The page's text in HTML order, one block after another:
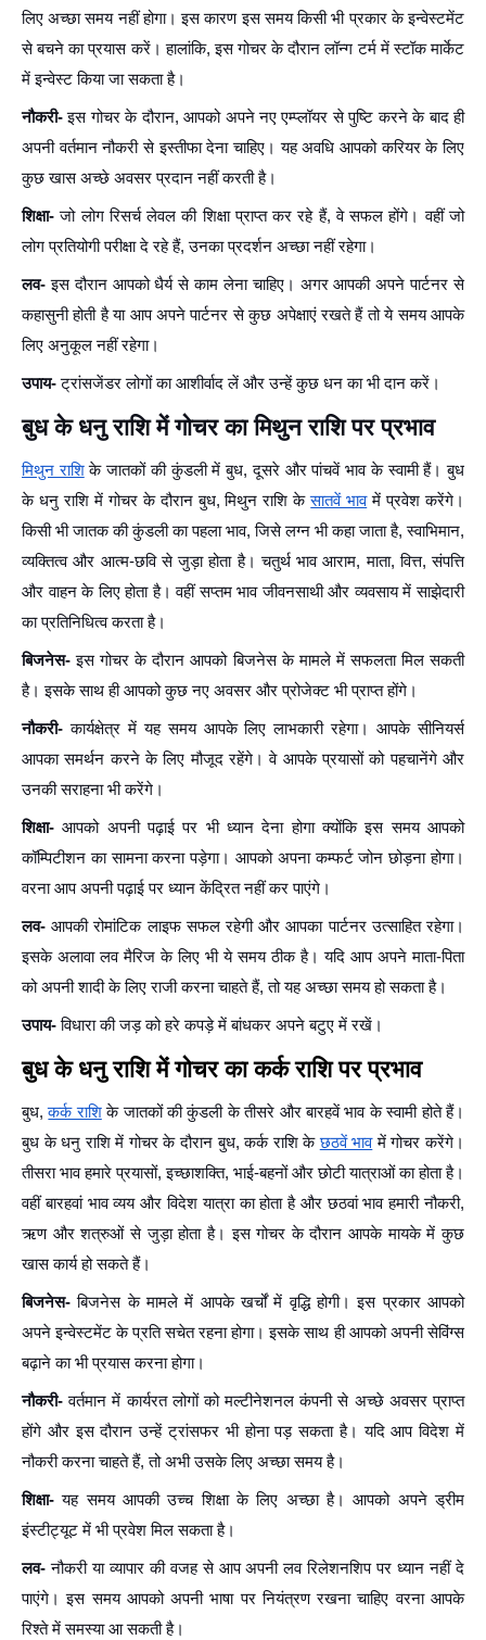
लिए अच्छा समय नहीं होगा। इस कारण इस समय किसी भी प्रकार के इन्वेस्टमेंट
से बचने का प्रयास करें। हालांकि, इस गोचर के दौरान लॉन्ग टर्म में स्टॉक मार्केट
में इन्वेस्ट किया जा सकता है।
नौकरी-इस गोचर के दौरान, आपको अपने नए एम्प्लॉयर से पुष्टि करने के बाद ही
अपनी वर्तमान नौकरी से इस्तीफा देना चाहिए। यह अवधि आपको करियर के लिए
कुछ खास अच्छे अवसर प्रदान नहीं करती है।
शिक्षा-जो लोग रिसर्च लेवल की शिक्षा प्राप्त कर रहे हैं, वे सफल होंगे। वहीं जो
लोग प्रतियोगी परीक्षा दे रहे हैं, उनका प्रदर्शन अच्छा नहीं रहेगा।
लव- इस दौरान आपको धैर्य से काम लेना चाहिए। अगर आपकी अपने पार्टनर से
कहासुनी होती है या आप अपने पार्टनर से कुछ अपेक्षाएं रखते हैं तो ये समय आपके
लिए अनुकूल नहीं रहेगा।
उपाय-ट्रांसजेंडर लोगों का आशीर्वाद लें और उन्हें कुछ धन का भी दान करें।
बुध के धनु राशि में गोचर का मिथुन राशि पर प्रभाव
मिथुन राशिके जातकों की कुंडली में बुध, दूसरे और पांचवें भाव के स्वामी हैं। बुध
के धनु राशि में गोचर के दौरान बुध, मिथुन राशि केसातवें भावमें प्रवेश करेंगे।
किसी भी जातक की कुंडली का पहला भाव, जिसे लग्न भी कहा जाता है, स्वाभिमान,
व्यक्तित्व और आत्म-छवि से जुड़ा होता है। चतुर्थ भाव आराम, माता, वित्त, संपत्ति
और वाहन के लिए होता है। वहीं सप्तम भाव जीवनसाथी और व्यवसाय में साझेदारी
का प्रतिनिधित्व करता है।
बिजनेस- इस गोचर के दौरान आपको बिजनेस के मामले में सफलता मिल सकती
है। इसके साथ ही आपको कुछ नए अवसर और प्रोजेक्ट भी प्राप्त होंगे।
नौकरी- कार्यक्षेत्र में यह समय आपके लिए लाभकारी रहेगा। आपके सीनियर्स
आपका समर्थन करने के लिए मौजूद रहेंगे। वे आपके प्रयासों को पहचानेंगे और
उनकी सराहना भी करेंगे।
शिक्षा- आपको अपनी पढ़ाई पर भी ध्यान देना होगा क्योंकि इस समय आपको
कॉम्पिटीशन का सामना करना पड़ेगा। आपको अपना कम्फर्ट जोन छोड़ना होगा।
वरना आप अपनी पढ़ाई पर ध्यान केंद्रित नहीं कर पाएंगे।
लव- आपकी रोमांटिक लाइफ सफल रहेगी और आपका पार्टनर उत्साहित रहेगा।
इसके अलावा लव मैरिज के लिए भी ये समय ठीक है। यदि आप अपने माता-पिता
को अपनी शादी के लिए राजी करना चाहते हैं, तो यह अच्छा समय हो सकता है।
उपाय-विधारा की जड़ को हरे कपड़े में बांधकर अपने बटुए में रखें।
बुध के धनु राशि में गोचर का कर्क राशि पर प्रभाव
बुध,कर्क राशिके जातकों की कुंडली के तीसरे और बारहवें भाव के स्वामी होते हैं।
बुध के धनु राशि में गोचर के दौरान बुध, कर्क राशि केछठवें भावमें गोचर करेंगे।
तीसरा भाव हमारे प्रयासों, इच्छाशक्ति, भाई-बहनों और छोटी यात्राओं का होता है।
वहीं बारहवां भाव व्यय और विदेश यात्रा का होता है और छठवां भाव हमारी नौकरी,
ऋण और शत्रुओं से जुड़ा होता है। इस गोचर के दौरान आपके मायके में कुछ
खास कार्य हो सकते हैं।
बिजनेस- बिजनेस के मामले में आपके खर्चों में वृद्धि होगी। इस प्रकार आपको
अपने इन्वेस्टमेंट के प्रति सचेत रहना होगा। इसके साथ ही आपको अपनी सेविंग्स
बढ़ाने का भी प्रयास करना होगा।
नौकरी-वर्तमान में कार्यरत लोगों को मल्टीनेशनल कंपनी से अच्छे अवसर प्राप्त
होंगे और इस दौरान उन्हें ट्रांसफर भी होना पड़ सकता है। यदि आप विदेश में
नौकरी करना चाहते हैं, तो अभी उसके लिए अच्छा समय है।
शिक्षा-यह समय आपकी उच्च शिक्षा के लिए अच्छा है। आपको अपने ड्रीम
इंस्टीट्यूट में भी प्रवेश मिल सकता है।
लव-नौकरी या व्यापार की वजह से आप अपनी लव रिलेशनशिप पर ध्यान नहीं दे
पाएंगे। इस समय आपको अपनी भाषा पर नियंत्रण रखना चाहिए वरना आपके
रिश्ते में समस्या आ सकती है।